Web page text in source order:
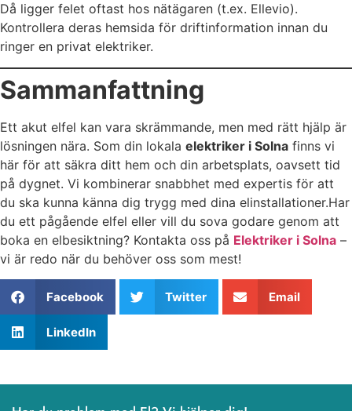
Då ligger felet oftast hos nätägaren (t.ex. Ellevio).
Kontrollera deras hemsida för driftinformation innan du
ringer en privat elektriker.
Sammanfattning
Ett akut elfel kan vara skrämmande, men med rätt hjälp är
lösningen nära. Som din lokala elektriker i Solna finns vi
här för att säkra ditt hem och din arbetsplats, oavsett tid
på dygnet. Vi kombinerar snabbhet med expertis för att
du ska kunna känna dig trygg med dina elinstallationer.Har
du ett pågående elfel eller vill du sova godare genom att
boka en elbesiktning? Kontakta oss på Elektriker i Solna –
vi är redo när du behöver oss som mest!
Facebook Twitter Email
LinkedIn